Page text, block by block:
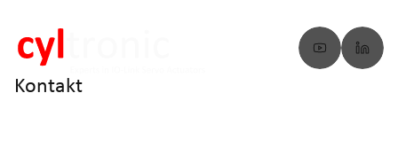
Kontakt